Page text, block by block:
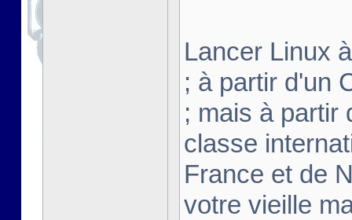
Lancer Linux
; à partir d'un
; mais à partir
classe
France et de
votre vieille